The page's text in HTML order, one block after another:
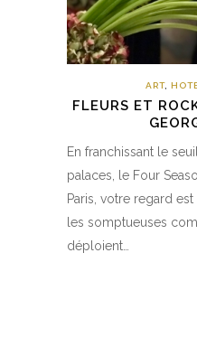
ART,
FLEURS ET
En franchissant le
palaces, le Four
Paris, votre regard
les somptueuses
déploient…